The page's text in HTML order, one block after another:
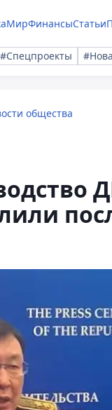
МирФинансыСтатьи
#Спецпроекты
общества